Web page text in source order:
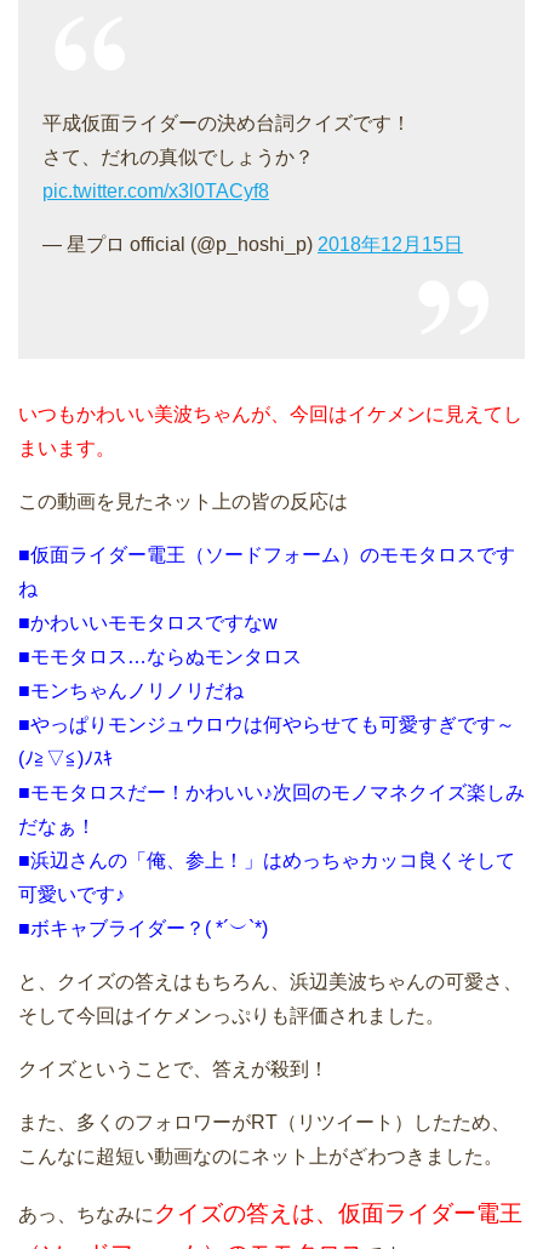
平成仮面ライダーの決め台詞クイズです！
さて、だれの真似でしょうか？
pic.twitter.com/x3l0TACyf8
— 星プロ official (@p_hoshi_p) 2018年12月15日
いつもかわいい美波ちゃんが、今回はイケメンに見えてし
まいます。
この動画を見たネット上の皆の反応は
■仮面ライダー電王（ソードフォーム）のモモタロスです
ね
■かわいいモモタロスですなw
■モモタロス…ならぬモンタロス
■モンちゃんノリノリだね
■やっぱりモンジュウロウは何やらせても可愛すぎです～
(ﾉ≧▽≦)ﾉｽｷ
■モモタロスだー！かわいい♪次回のモノマネクイズ楽しみ
だなぁ！
■浜辺さんの「俺、参上！」はめっちゃカッコ良くそして
可愛いです♪
■ボキャブライダー？( *´︶`*)
と、クイズの答えはもちろん、浜辺美波ちゃんの可愛さ、
そして今回はイケメンっぷりも評価されました。
クイズということで、答えが殺到！
また、多くのフォロワーがRT（リツイート）したため、
こんなに超短い動画なのにネット上がざわつきました。
あっ、ちなみに クイズの答えは、仮面ライダー電王